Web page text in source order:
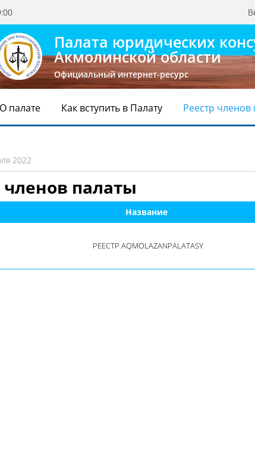
Палата юридических
Акмолинской области
Официальный интернет-ресурс
О палате Как вступить в Палату Реестр членов
2022
членов палаты
Название
РЕЕСТР AQMOLAZANPALATASY